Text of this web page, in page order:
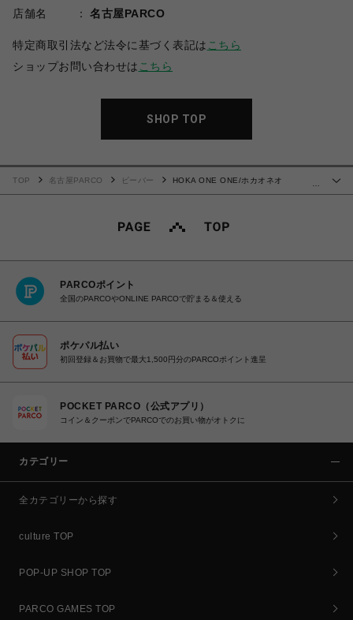
店舗名
名古屋PARCO
特定商取引法など法令に基づく表記は こちら
ショップお問い合わせは こちら
SHOP TOP
…
TOP 名古屋PARCO ビーバー
HOKA ONE ONE/ホカオネオ
PARCOポイント
全国のPARCOやONLINE PARCOで貯まる＆使える
ポケパル払い
初回登録＆お買物で最大1,500円分のPARCOポイント進呈
POCKET PARCO（公式アプリ）
コイン＆クーポンでPARCOでのお買い物がオトクに
カテゴリー
全カテゴリーから探す
culture TOP
POP-UP SHOP TOP
PARCO GAMES TOP